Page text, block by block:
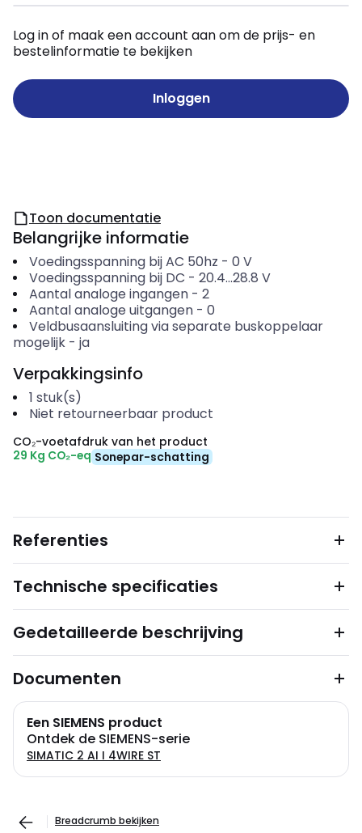
Log in of maak een account aan om de prijs- en
bestelinformatie te bekijken
Inloggen
Toon documentatie
Belangrijke informatie
Voedingsspanning bij AC 50hz - 0 V
Voedingsspanning bij DC - 20.4...28.8 V
Aantal analoge ingangen- 2
Aantal analoge uitgangen- 0
Veldbusaansluiting via separate buskoppelaar
mogelijk - ja
Verpakkingsinfo
1 stuk(s)
Niet retourneerbaar product
CO₂-voetafdruk van het product
29 Kg CO₂-eq Sonepar-schatting
Referenties
Technische specificaties
Gedetailleerde beschrijving
Documenten
Een SIEMENS product
Ontdek de SIEMENS-serie
SIMATIC 2 AI I 4WIRE ST
Breadcrumb bekijken